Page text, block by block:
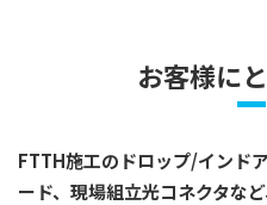
お客様に
FTTH施工のドロップ/インド
ード、現場組立光コネクタな